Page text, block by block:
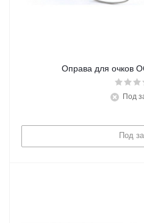
Оправа для очков
Под
Под